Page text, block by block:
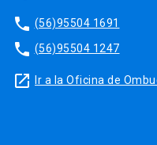
phone (56)95504 1691
phone (56)95504 1247
launch Ir a la Oficina de